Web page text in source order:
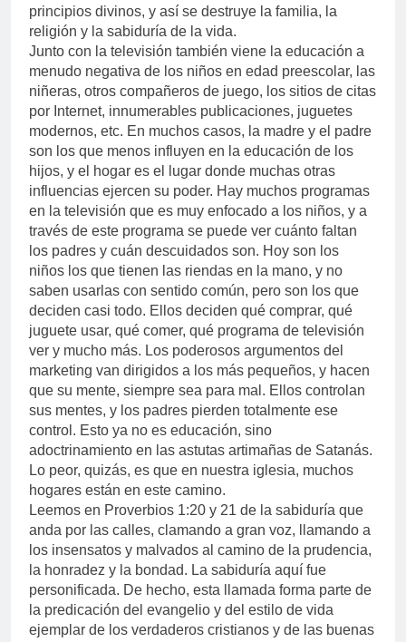
principios divinos, y así se destruye la familia, la
religión y la sabiduría de la vida.
Junto con la televisión también viene la educación a
menudo negativa de los niños en edad preescolar, las
niñeras, otros compañeros de juego, los sitios de citas
por Internet, innumerables publicaciones, juguetes
modernos, etc. En muchos casos, la madre y el padre
son los que menos influyen en la educación de los
hijos, y el hogar es el lugar donde muchas otras
influencias ejercen su poder. Hay muchos programas
en la televisión que es muy enfocado a los niños, y a
través de este programa se puede ver cuánto faltan
los padres y cuán descuidados son. Hoy son los
niños los que tienen las riendas en la mano, y no
saben usarlas con sentido común, pero son los que
deciden casi todo. Ellos deciden qué comprar, qué
juguete usar, qué comer, qué programa de televisión
ver y mucho más. Los poderosos argumentos del
marketing van dirigidos a los más pequeños, y hacen
que su mente, siempre sea para mal. Ellos controlan
sus mentes, y los padres pierden totalmente ese
control. Esto ya no es educación, sino
adoctrinamiento en las astutas artimañas de Satanás.
Lo peor, quizás, es que en nuestra iglesia, muchos
hogares están en este camino.
Leemos en Proverbios 1:20 y 21 de la sabiduría que
anda por las calles, clamando a gran voz, llamando a
los insensatos y malvados al camino de la prudencia,
la honradez y la bondad. La sabiduría aquí fue
personificada. De hecho, esta llamada forma parte de
la predicación del evangelio y del estilo de vida
ejemplar de los verdaderos cristianos y de las buenas